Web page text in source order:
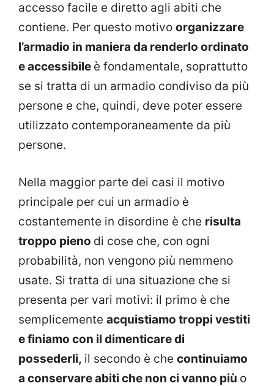
accesso facile e diretto agli abiti che
contiene. Per questo motivo organizzare
l’armadio in maniera da renderlo ordinato
e accessibile è fondamentale, soprattutto
se si tratta di un armadio condiviso da più
persone e che, quindi, deve poter essere
utilizzato contemporaneamente da più
persone.
Nella maggior parte dei casi il motivo
principale per cui un armadio è
costantemente in disordine è che risulta
troppo pieno di cose che, con ogni
probabilità, non vengono più nemmeno
usate. Si tratta di una situazione che si
presenta per vari motivi: il primo è che
semplicemente acquistiamo troppi vestiti
e finiamo con il dimenticare di
possederli, il secondo è che continuiamo
a conservare abiti che non ci vanno più o